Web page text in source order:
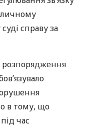
справу за
розпорядження
в тому, що
час